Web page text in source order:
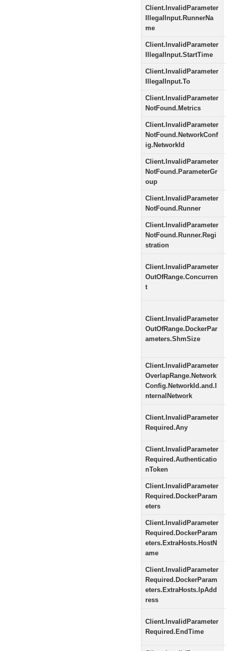
Client.InvalidParameter
IllegalInput.RunnerNa
me
Client.InvalidParameter
IllegalInput.StartTime
Client.InvalidParameter
IllegalInput.To
Client.InvalidParameter
NotFound.Metrics
Client.InvalidParameter
NotFound.NetworkConf
ig.NetworkId
Client.InvalidParameter
NotFound.ParameterGr
oup
Client.InvalidParameter
NotFound.Runner
Client.InvalidParameter
NotFound.Runner.Regi
stration
Client.InvalidParameter
OutOfRange.Concurren
t
Client.InvalidParameter
OutOfRange.DockerPar
ameters.ShmSize
Client.InvalidParameter
OverlapRange.Network
Config.NetworkId.and.I
nternalNetwork
Client.InvalidParameter
Required.Any
Client.InvalidParameter
Required.Authenticatio
nToken
Client.InvalidParameter
Required.DockerParam
eters
Client.InvalidParameter
Required.DockerParam
eters.ExtraHosts.HostN
ame
Client.InvalidParameter
Required.DockerParam
eters.ExtraHosts.IpAdd
ress
Client.InvalidParameter
Required.EndTime